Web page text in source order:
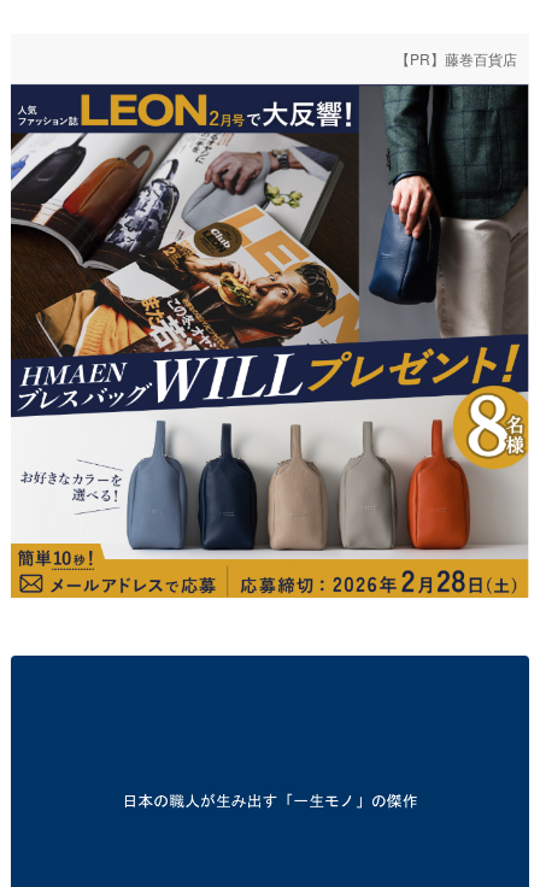
【PR】藤巻百貨店